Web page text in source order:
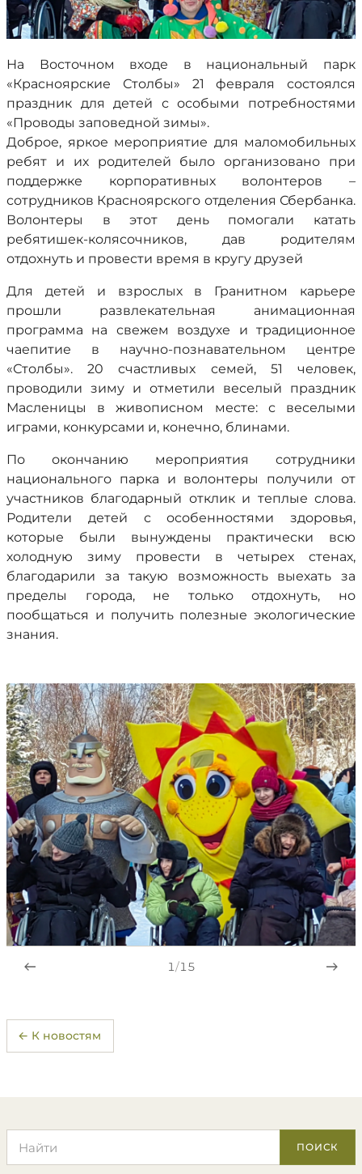
На Восточном входе в национальный парк
«Красноярские Столбы» 21 февраля состоялся
праздник для детей с особыми потребностями
«Проводы заповедной зимы».
Доброе, яркое мероприятие для маломобильных
ребят и их родителей было организовано при
поддержке корпоративных волонтеров –
сотрудников Красноярского отделения Сбербанка.
Волонтеры в этот день помогали катать
ребятишек-колясочников, дав родителям
отдохнуть и провести время в кругу друзей
Для детей и взрослых в Гранитном карьере
прошли развлекательная анимационная
программа на свежем воздухе и традиционное
чаепитие в научно-познавательном центре
«Столбы». 20 счастливых семей, 51 человек,
проводили зиму и отметили веселый праздник
Масленицы в живописном месте: с веселыми
играми, конкурсами и, конечно, блинами.
По окончанию мероприятия сотрудники
национального парка и волонтеры получили от
участников благодарный отклик и теплые слова.
Родители детей с особенностями здоровья,
которые были вынуждены практически всю
холодную зиму провести в четырех стенах,
благодарили за такую возможность выехать за
пределы города, не только отдохнуть, но
пообщаться и получить полезные экологические
знания.
1/15
← К новостям
ПОИСК